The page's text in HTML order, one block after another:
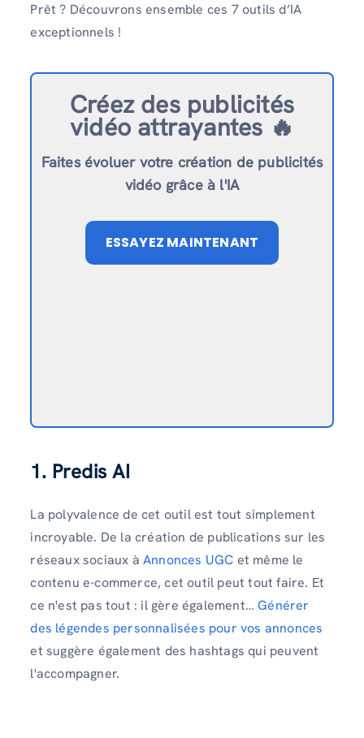
Prêt ? Découvrons ensemble ces 7 outils d’IA
exceptionnels !
Créez des publicités
vidéo attrayantes 🔥
Faites évoluer votre création de publicités
vidéo grâce à l'IA
ESSAYEZ MAINTENANT
1. Predis AI
La polyvalence de cet outil est tout simplement
incroyable. De la création de publications sur les
réseaux sociaux à Annonces UGC et même le
contenu e-commerce, cet outil peut tout faire. Et
ce n'est pas tout : il gère également…Générer
des légendes personnalisées pour vos annonces
et suggère également des hashtags qui peuvent
l'accompagner.